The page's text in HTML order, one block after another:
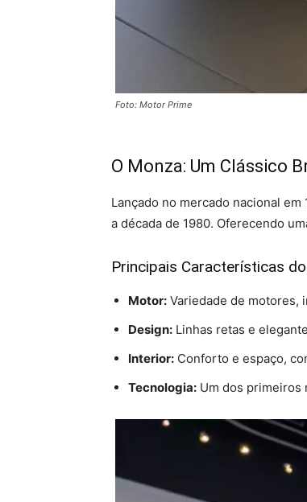
Foto: Motor Prime
O Monza: Um Clássico
Lançado no mercado nacional
a década de 1980. Oferecendo
Principais Características
Motor: Variedade de motores,
Design: Linhas retas e
Interior: Conforto e espaço,
Tecnologia: Um dos primeiros